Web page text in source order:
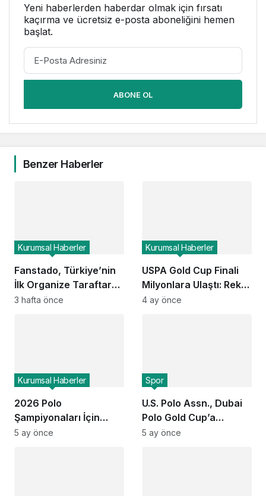
Yeni haberlerden haberdar olmak için fırsatı
kaçırma ve ücretsiz e-posta aboneliğini hemen
başlat.
ABONE OL
Benzer Haberler
Fanstado, Türkiye’nin
İlk Organize Taraftar
Tribün Ağını Kuruyor:
Kurumsal Haberler
3 hafta önce
USPA Gold Cup Finali
Milyonlara Ulaştı: Rekor
Seyirci ESPN ve Global
Kurumsal Haberler
4 ay önce
2026 Polo
Şampiyonaları İçin
ESPN ve USPA Global
Kurumsal Haberler
5 ay önce
U.S. Polo Assn., Dubai
Polo Gold Cup’a
Üçüncü Kez Sponsor
Spor
5 ay önce